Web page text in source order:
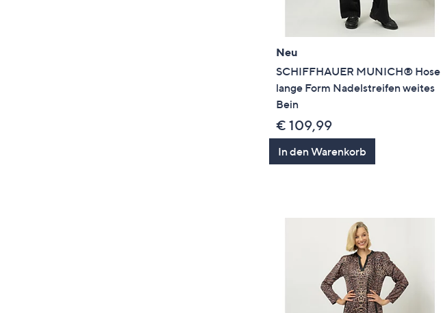
Neu
SCHIFFHAUER MUNICH® Hose
lange Form Nadelstreifen weites
Bein
€ 109,99
In den Warenkorb